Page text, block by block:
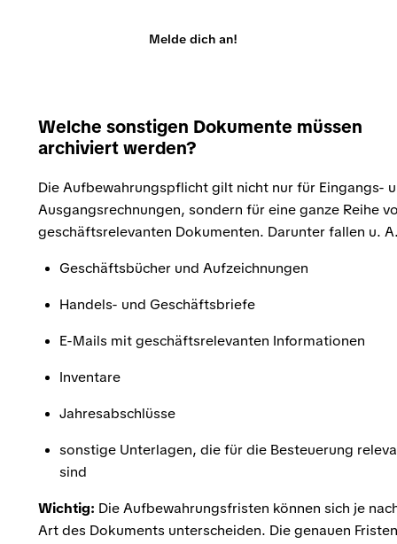
Melde dich an!
Welche sonstigen Dokumente müssen
archiviert werden?
Die Aufbewahrungspflicht gilt nicht nur für Eingangs-
Ausgangsrechnungen, sondern für eine ganze Reihe
geschäftsrelevanten Dokumenten. Darunter fallen u.
Geschäftsbücher und Aufzeichnungen
Handels- und Geschäftsbriefe
E-Mails mit geschäftsrelevanten Informationen
Inventare
Jahresabschlüsse
sonstige Unterlagen, die für die Besteuerung
sind
Wichtig: Die Aufbewahrungsfristen können sich je
Art des Dokuments unterscheiden. Die genauen Fristen